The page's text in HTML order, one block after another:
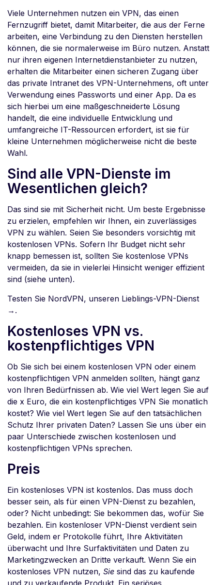
Viele Unternehmen nutzen ein VPN, das einen
Fernzugriff bietet, damit Mitarbeiter, die aus der Ferne
arbeiten, eine Verbindung zu den Diensten herstellen
können, die sie normalerweise im Büro nutzen. Anstatt
nur ihren eigenen Internetdienstanbieter zu nutzen,
erhalten die Mitarbeiter einen sicheren Zugang über
das private Intranet des VPN-Unternehmens, oft unter
Verwendung eines Passworts und einer App. Da es
sich hierbei um eine maßgeschneiderte Lösung
handelt, die eine individuelle Entwicklung und
umfangreiche IT-Ressourcen erfordert, ist sie für
kleine Unternehmen möglicherweise nicht die beste
Wahl.
Sind alle VPN-Dienste im
Wesentlichen gleich?
Das sind sie mit Sicherheit nicht. Um beste Ergebnisse
zu erzielen, empfehlen wir Ihnen, ein zuverlässiges
VPN zu wählen. Seien Sie besonders vorsichtig mit
kostenlosen VPNs. Sofern Ihr Budget nicht sehr
knapp bemessen ist, sollten Sie kostenlose VPNs
vermeiden, da sie in vielerlei Hinsicht weniger effizient
sind (siehe unten).
Testen Sie NordVPN, unseren Lieblings-VPN-Dienst
→.
Kostenloses VPN vs.
kostenpflichtiges VPN
Ob Sie sich bei einem kostenlosen VPN oder einem
kostenpflichtigen VPN anmelden sollten, hängt ganz
von Ihren Bedürfnissen ab. Wie viel Wert legen Sie auf
die x Euro, die ein kostenpflichtiges VPN Sie monatlich
kostet? Wie viel Wert legen Sie auf den tatsächlichen
Schutz Ihrer privaten Daten? Lassen Sie uns über ein
paar Unterschiede zwischen kostenlosen und
kostenpflichtigen VPNs sprechen.
Preis
Ein kostenloses VPN ist kostenlos. Das muss doch
besser sein, als für einen VPN-Dienst zu bezahlen,
oder? Nicht unbedingt: Sie bekommen das, wofür Sie
bezahlen. Ein kostenloser VPN-Dienst verdient sein
Geld, indem er Protokolle führt, Ihre Aktivitäten
überwacht und Ihre Surfaktivitäten und Daten zu
Marketingzwecken an Dritte verkauft. Wenn Sie ein
kostenloses VPN nutzen, Sie sind das zu kaufende